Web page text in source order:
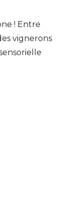
! Entre
vignerons